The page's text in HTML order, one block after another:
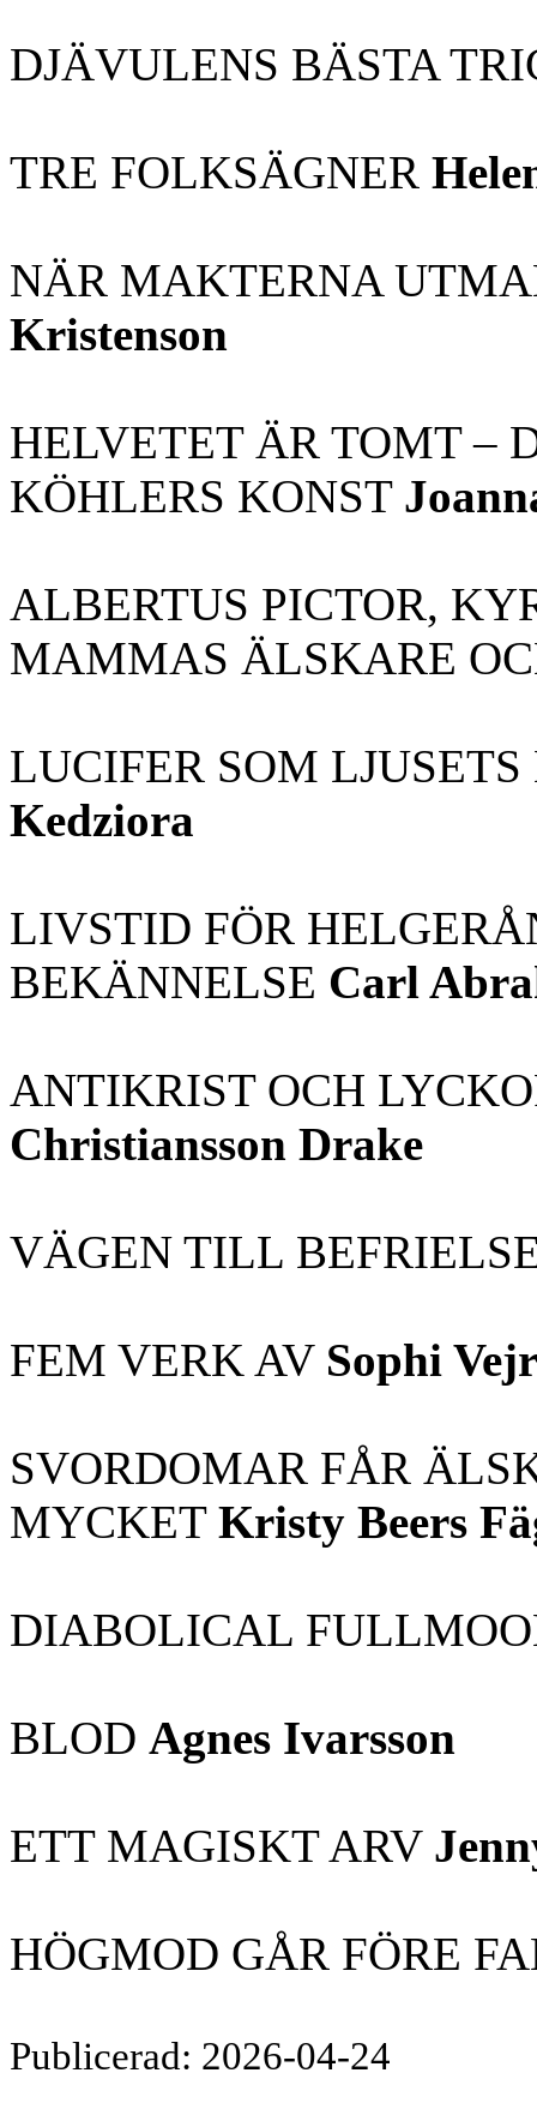
DJÄVULENS BÄSTA
TRE FOLKSÄGNER
NÄR MAKTERNA
Kristenson
HELVETET ÄR TOMT –
KÖHLERS KONST
ALBERTUS PICTOR,
MAMMAS ÄLSKARE
LUCIFER SOM
Kedziora
LIVSTID FÖR
BEKÄNNELSE Carl
ANTIKRIST OCH
Christiansson Drake
VÄGEN TILL
FEM VERK AV Sophi
SVORDOMAR FÅR
MYCKET Kristy Beers
DIABOLICAL
BLOD Agnes Ivarsson
ETT MAGISKT ARV
HÖGMOD GÅR FÖRE
Publicerad: 2026-04-24